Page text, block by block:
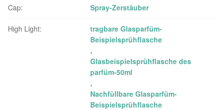
Cap: Spray-Zerstäuber
High Light:
tragbare Glasparfüm-
Beispielsprühflasche
,
Glasbeispielsprühflasche des
parfüm-50ml
,
Nachfüllbare Glasparfüm-
Beispielsprühflasche